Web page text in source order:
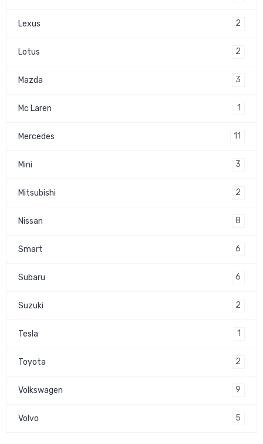
Lexus 2
Lotus 2
Mazda 3
Mc Laren 1
Mercedes 11
Mini 3
Mitsubishi 2
Nissan 8
Smart 6
Subaru 6
Suzuki 2
Tesla 1
Toyota 2
Volkswagen 9
Volvo 5